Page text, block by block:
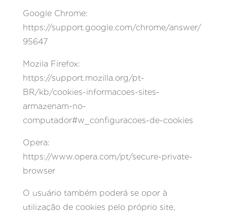
Google Chrome:
https://support.google.com/chrome/answer/
95647
Mozila Firefox:
https://support.mozilla.org/pt-
BR/kb/cookies-informacoes-sites-
armazenam-no-
computador#w_configuracoes-de-cookies
Opera:
https://www.opera.com/pt/secure-private-
browser
O usuário também poderá se opor à
utilização de cookies pelo próprio site,